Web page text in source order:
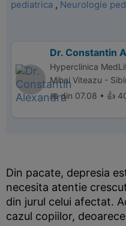
pediatrica , Neurologie
Dr. Constantin
Hyperclinica
Mihai Viteazu -
📅 din 07.08 • 👍
Din pacate, depresia
necesita atentie
din jurul celui afectat.
cazul copiilor,